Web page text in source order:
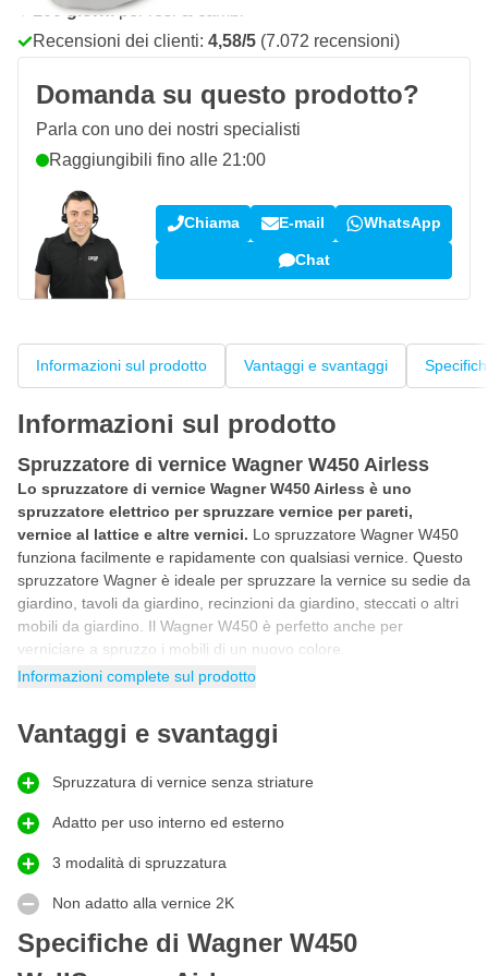
100 giorniper resi & cambi
Recensioni dei clienti: 4,58/5 (7.072 recensioni)
Domanda su questo prodotto?
Parla con uno dei nostri specialisti
Raggiungibili fino alle 21:00
Chiama E-mail WhatsApp
Chat
Informazioni sul prodotto Vantaggi e svantaggi
Informazioni sul prodotto
Spruzzatore di vernice Wagner W450 Airless
Lo spruzzatore di vernice Wagner W450 Airless è uno
spruzzatore elettrico per spruzzare vernice per pareti,
vernice al lattice e altre vernici. Lo spruzzatore Wagner W450
funziona facilmente e rapidamente con qualsiasi vernice. Questo
spruzzatore Wagner è ideale per spruzzare la vernice su sedie da
giardino, tavoli da giardino, recinzioni da giardino, steccati o altri
mobili da giardino. Il Wagner W450 è perfetto anche per
verniciare a spruzzo i mobili di un nuovo colore.
Spruzzatore di vernice
spruzzare elettricamente la vernice con un risultato opaco e
spruzzare da soli la vernice airless. Con questo spruzzatore
versare la vernice e senza schizzi. Grazie allo spruzzatore di
vernice, si lavora più velocemente, in modo più professionale e
più bello che con un rullo e un pennello tradizionali.
Per cosa può essere utilizzato lo spruzzatore Wagner
W450 WallSprayer?
Lo spruzzatore Wagner WallSprayer W450 è adatto per
Informazioni complete sul prodotto
Vantaggi e svantaggi
Spruzzatura di vernice senza striature
Adatto per uso interno ed esterno
3 modalità di spruzzatura
Non adatto alla vernice 2K
Specifiche di Wagner W450